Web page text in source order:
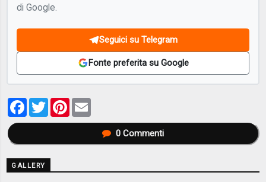
di Google.
Seguici su Telegram
Fonte preferita su Google
Facebook
TwitterPinterest
0Commenti
GALLERY